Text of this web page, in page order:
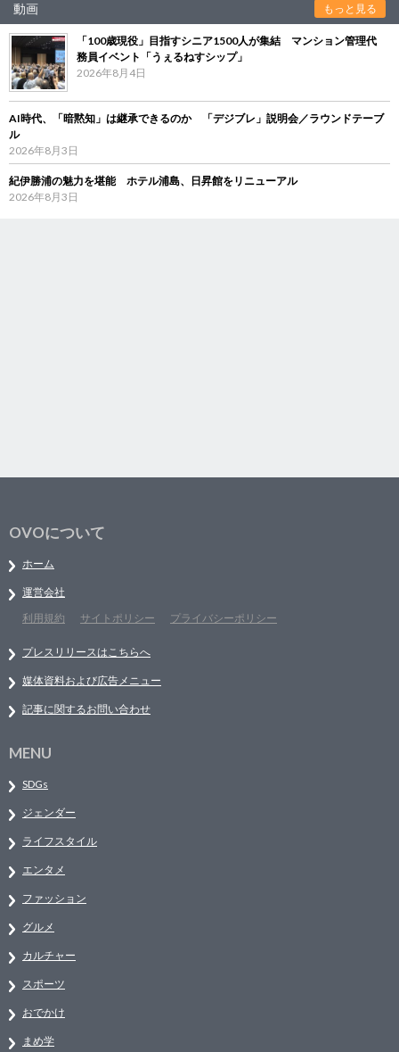
動画 もっと見る
「100歳現役」目指すシニア1500人が集結 マンション管理代
務員イベント「うぇるねすシップ」
2026年8月4日
AI時代、「暗黙知」は継承できるのか 「デジブレ」説明会／ラウンドテーブ
ル
2026年8月3日
紀伊勝浦の魅力を堪能 ホテル浦島、日昇館をリニューアル
2026年8月3日
OVOについて
ホーム
運営会社
利用規約
サイトポリシー プライバシーポリシー
プレスリリースはこちらへ
媒体資料および広告メニュー
記事に関するお問い合わせ
MENU
SDGs
ジェンダー
ライフスタイル
エンタメ
ファッション
グルメ
カルチャー
スポーツ
おでかけ
まめ学